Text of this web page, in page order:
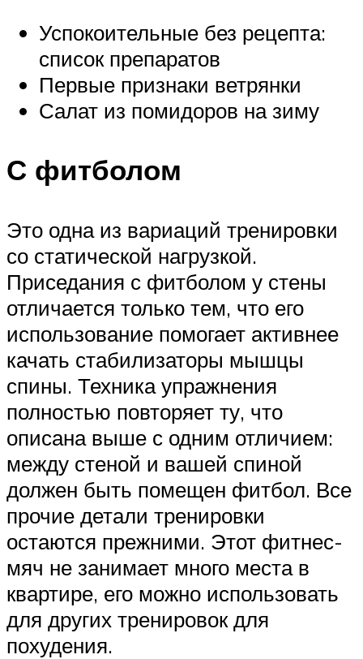
Успокоительные без рецепта:
список препаратов
Первые признаки ветрянки
Салат из помидоров на зиму
С фитболом
Это одна из вариаций тренировки
со статической нагрузкой.
Приседания с фитболом у стены
отличается только тем, что его
использование помогает активнее
качать стабилизаторы мышцы
спины. Техника упражнения
полностью повторяет ту, что
описана выше с одним отличием:
между стеной и вашей спиной
должен быть помещен фитбол. Все
прочие детали тренировки
остаются прежними. Этот фитнес-
мяч не занимает много места в
квартире, его можно использовать
для других тренировок для
похудения.